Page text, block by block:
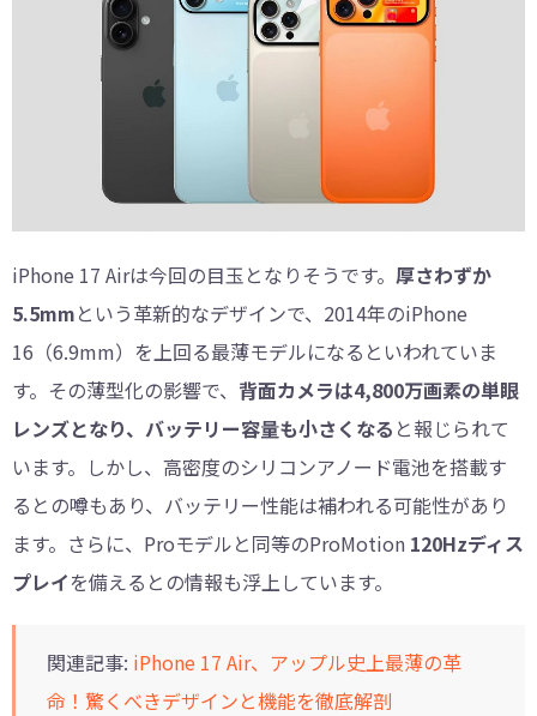
iPhone 17 Airは今回の目玉となりそうです。 厚さわずか
5.5mmという革新的なデザインで、2014年のiPhone
16（6.9mm）を上回る最薄モデルになるといわれていま
す。その薄型化の影響で、 背面カメラは4,800万画素の単眼
レンズとなり、バッテリー容量も小さくなる と報じられて
います。しかし、高密度のシリコンアノード電池を搭載す
るとの噂もあり、バッテリー性能は補われる可能性があり
ます。さらに、Proモデルと同等のProMotion 120Hzディス
プレイを備えるとの情報も浮上しています。
関連記事: iPhone 17 Air、アップル史上最薄の革
命！驚くべきデザインと機能を徹底解剖